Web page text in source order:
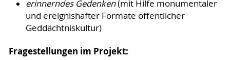
erinnerndes Gedenken(mit Hilfe monumentaler
und ereignishafter Formate öffentlicher
Geddächtniskultur)
Fragestellungen im Projekt: